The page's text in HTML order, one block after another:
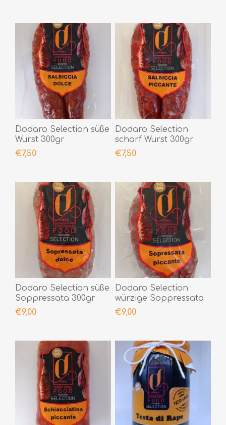
Dodaro Selection süße
Wurst 300gr
€7,50
Dodaro Selection
scharf Wurst 300gr
€7,50
Dodaro Selection süße
Soppressata 300gr
€9,00
Dodaro Selection
würzige Soppressata
300gr
€9,00